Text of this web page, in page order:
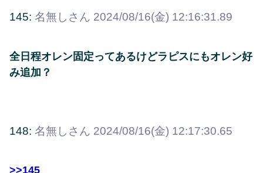
145: 名無しさん 2024/08/16(金) 12:16:31.89
全日程オレン固定ってあるけどラピスにもオレン好
み追加？
148: 名無しさん 2024/08/16(金) 12:17:30.65
>>145